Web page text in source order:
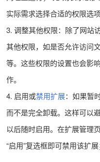
实际需求选择合适的权限选项
3. 调整其他权限：除了网站
其他权限，如是否允许访问
等。这些权限的设置也会影
作。
4. 启用或禁用扩展：如果暂
而不是完全卸载。这样可以
以后随时启用。在扩展管理
“启用”复选框即可禁用该扩